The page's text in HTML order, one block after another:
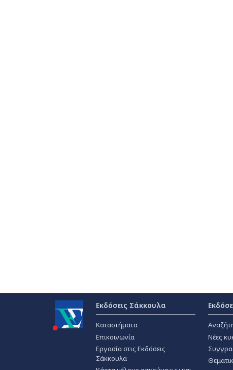
Εκδόσεις Σάκκουλα
Καταστήματα
Επικοινωνία
Εργασία στις Εκδόσεις
Σάκκουλα
Νέες